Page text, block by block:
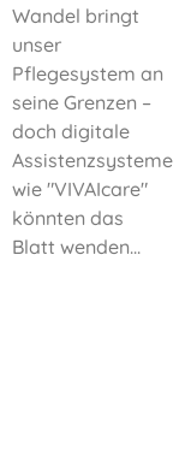
Wandel bringt
unser
Pflegesystem an
seine Grenzen –
doch digitale
Assistenzsysteme
wie "VIVAIcare"
könnten das
Blatt wenden...